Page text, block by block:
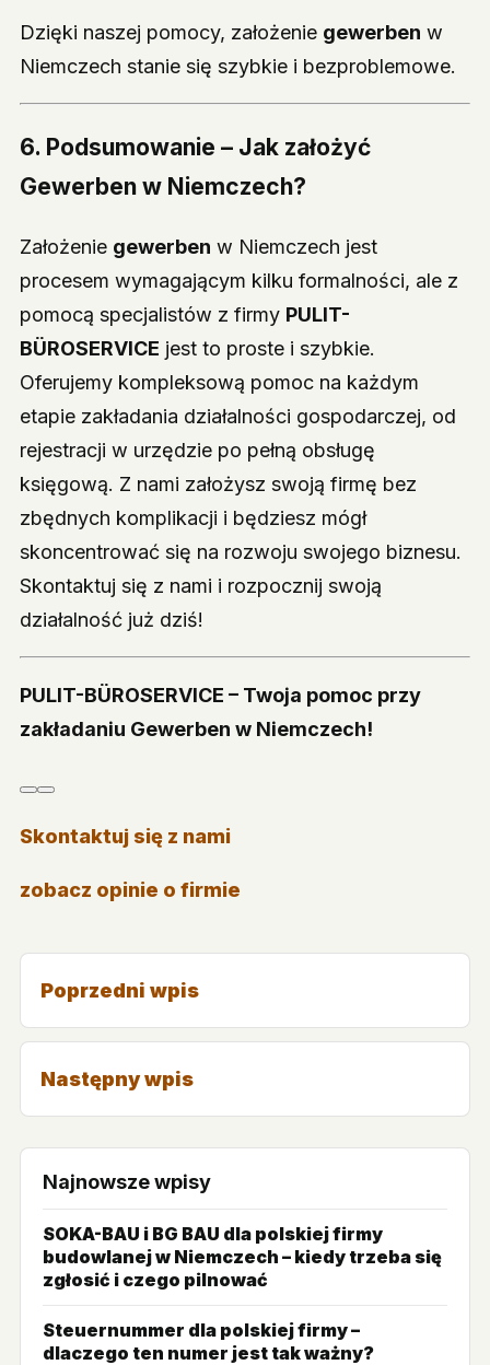
Dzięki naszej pomocy, założenie gewerben w
Niemczech stanie się szybkie i bezproblemowe.
6. Podsumowanie – Jak założyć
Gewerben w Niemczech?
Założenie gewerben w Niemczech jest
procesem wymagającym kilku formalności, ale z
pomocą specjalistów z firmy PULIT-
BÜROSERVICE jest to proste i szybkie.
Oferujemy kompleksową pomoc na każdym
etapie zakładania działalności gospodarczej, od
rejestracji w urzędzie po pełną obsługę
księgową. Z nami założysz swoją firmę bez
zbędnych komplikacji i będziesz mógł
skoncentrować się na rozwoju swojego biznesu.
Skontaktuj się z nami i rozpocznij swoją
działalność już dziś!
PULIT-BÜROSERVICE – Twoja pomoc przy
zakładaniu Gewerben w Niemczech!
Skontaktuj się z nami
zobacz opinie o firmie
Poprzedni wpis
Następny wpis
Najnowsze wpisy
SOKA-BAU i BG BAU dla polskiej firmy
budowlanej w Niemczech – kiedy trzeba się
zgłosić i czego pilnować
Steuernummer dla polskiej firmy –
dlaczego ten numer jest tak ważny?